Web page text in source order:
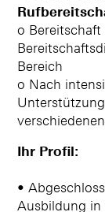
o Bereitschaft
Bereich
o Nach
Ihr Profil:
•
Ausbildung in